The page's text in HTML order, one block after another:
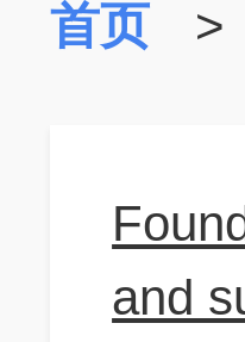
首页 >
and